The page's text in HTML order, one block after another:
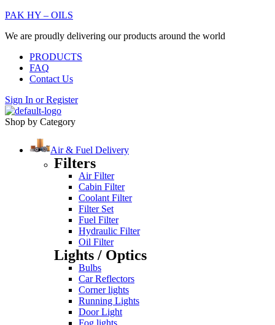
PAK HY – OILS
We are proudly delivering our products around the world
PRODUCTS
FAQ
Contact Us
Sign In orRegister
Shop by Category
Air & Fuel Delivery
Filters
Air Filter
Cabin Filter
Coolant Filter
Filter Set
Fuel Filter
Hydraulic Filter
Oil Filter
Lights / Optics
Bulbs
Car Reflectors
Corner lights
Running Lights
Door Light
Fog lights